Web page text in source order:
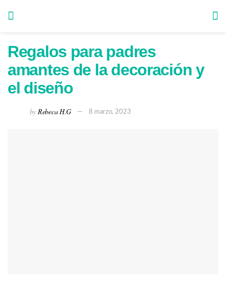
Regalos para padres
amantes de la decoración y
el diseño
by Rebeca H.G 8 marzo, 2023